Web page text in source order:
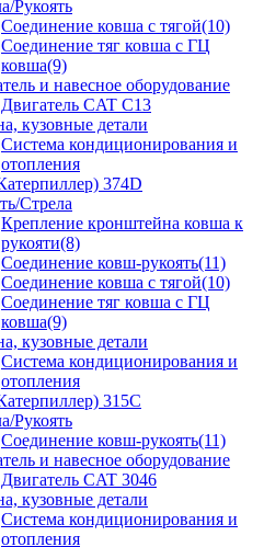
Рукоять
Соединение ковша с тягой(10)
Соединение тяг ковша с ГЦ
ковша(9)
и навесное оборудование
Двигатель CAT C13
кузовные детали
Система кондиционирования и
отопления
374D
Стрела
Крепление кронштейна ковша к
рукояти(8)
Соединение ковш-рукоять(11)
Соединение ковша с тягой(10)
Соединение тяг ковша с ГЦ
ковша(9)
кузовные детали
Система кондиционирования и
отопления
315C
Рукоять
Соединение ковш-рукоять(11)
и навесное оборудование
Двигатель CAT 3046
кузовные детали
Система кондиционирования и
отопления